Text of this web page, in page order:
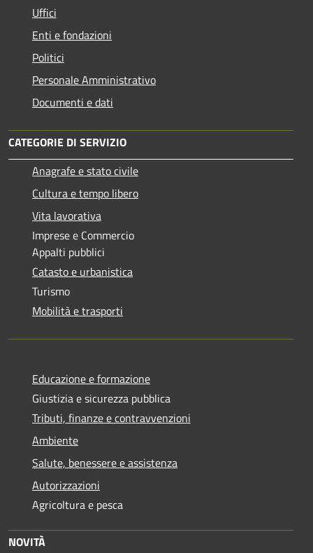
Uffici
Enti e fondazioni
Politici
Personale Amministrativo
Documenti e dati
CATEGORIE DI SERVIZIO
Anagrafe e stato civile
Cultura e tempo libero
Vita lavorativa
Imprese e Commercio
Appalti pubblici
Catasto e urbanistica
Turismo
Mobilità e trasporti
Educazione e formazione
Giustizia e sicurezza pubblica
Tributi, finanze e contravvenzioni
Ambiente
Salute, benessere e assistenza
Autorizzazioni
Agricoltura e pesca
NOVITÀ